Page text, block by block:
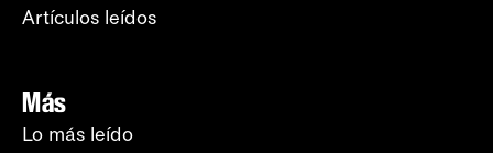
Artículos leídos
Más
Lo más leído